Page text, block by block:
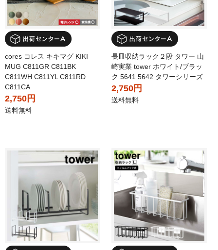
cores コレス キキマグ KIKI
MUG C811GR C811BK
C811WH C811YL C811RD
C811CA
2,750円
送料無料
長皿収納ラック２段 タワー 山
崎実業 tower ホワイト/ブラッ
ク 5641 5642 タワーシリーズ
2,750円
送料無料